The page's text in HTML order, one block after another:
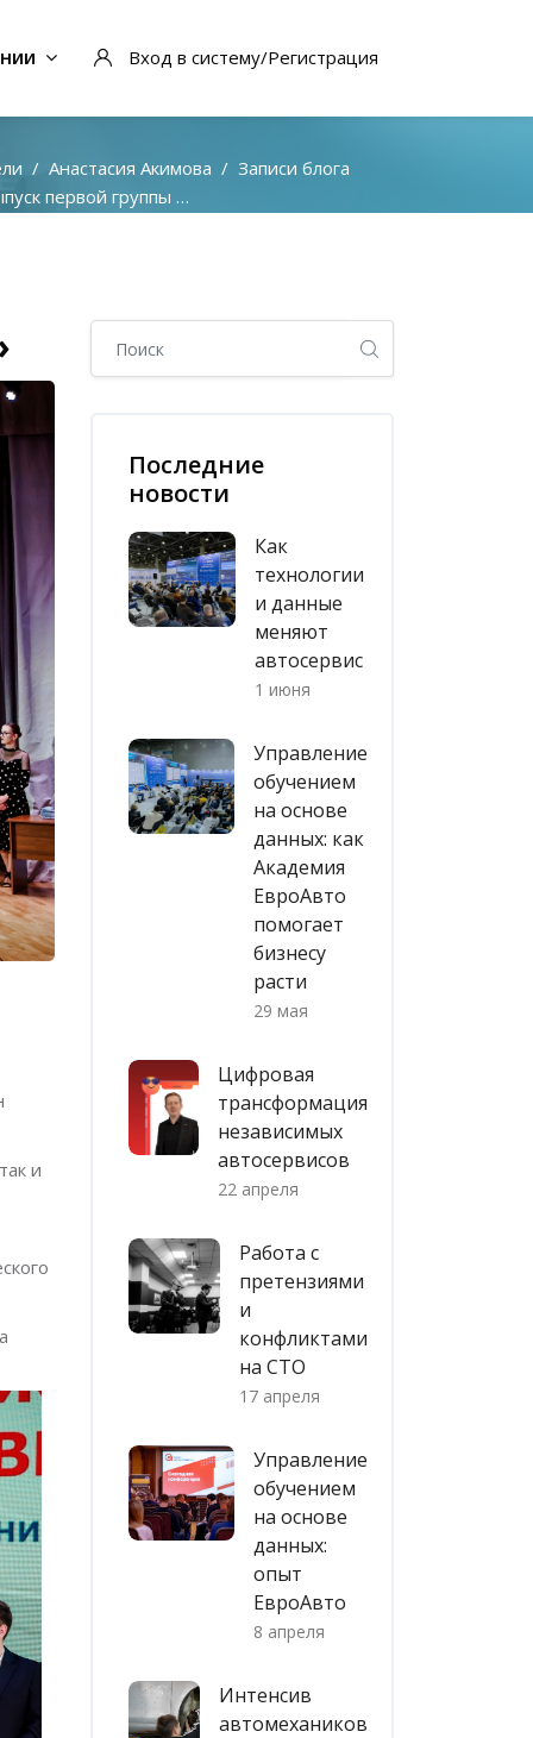
Вход в систему/Регистрация
Анастасия Акимова
Записи блога
первой группы дуального обучения
и
Блоки
Последние
новости
Как
технологии
и данные
меняют
автосервис
1 июня
Управление
обучением
на основе
данных: как
Академия
ЕвроАвто
помогает
бизнесу
расти
29 мая
Цифровая
трансформация
независимых
автосервисов
22 апреля
Работа с
претензиями
и
конфликтами
на СТО
17 апреля
Управление
обучением
на основе
данных:
опыт
ЕвроАвто
8 апреля
Интенсив
автомехаников